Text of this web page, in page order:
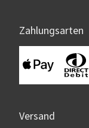
Zahlungsarten
Versand